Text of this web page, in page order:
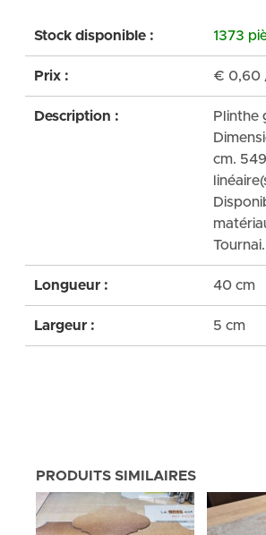
Stock disponible : 1373
Prix : € 0,60
Description :
Plinthe
cm.
Tournai.
Longueur : 40 cm
Largeur : 5 cm
PRODUITS SIMILAIRES